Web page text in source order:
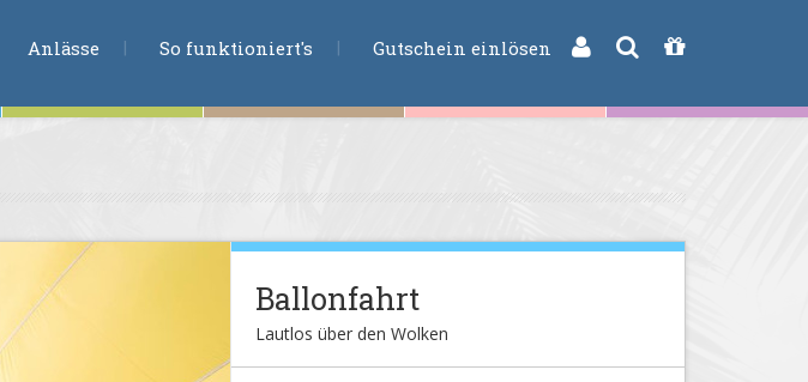
Anlässe So funktioniert's Gutschein einlösen
Ballonfahrt
Lautlos über den Wolken